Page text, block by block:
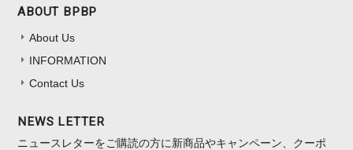
ABOUT BPBP
About Us
INFORMATION
Contact Us
NEWS LETTER
ニュースレターをご購読の方に新商品やキャンペーン、クーポ